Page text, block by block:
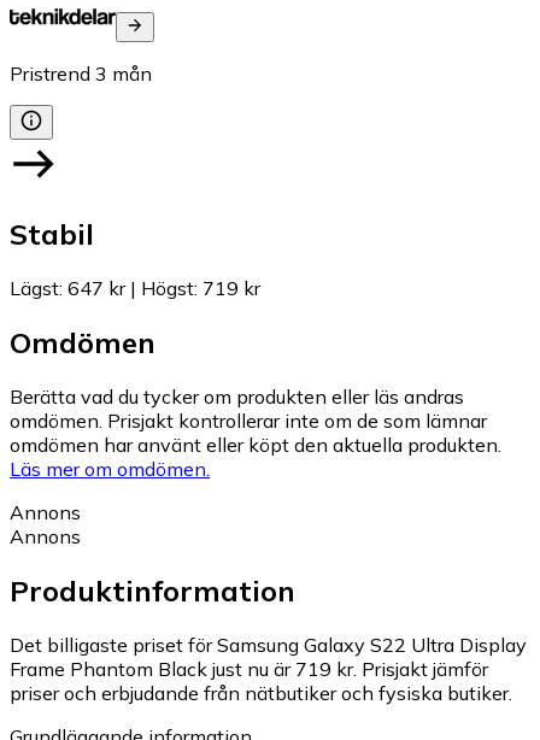
Pristrend 3 mån
Stabil
Lägst: 647 kr| Högst: 719 kr
Omdömen
Berätta vad du tycker om produkten eller läs andras
omdömen. Prisjakt kontrollerar inte om de som lämnar
omdömen har använt eller köpt den aktuella produkten.
Läs mer om omdömen.
Annons
Annons
Produktinformation
Det billigaste priset för Samsung Galaxy S22 Ultra Display
Frame Phantom Black just nu är 719 kr. Prisjakt jämför
priser och erbjudande från nätbutiker och fysiska butiker.